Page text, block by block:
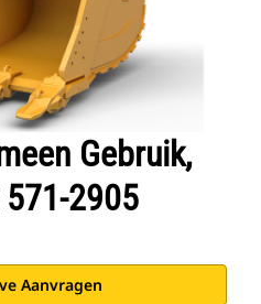
Gebruik,
2905
Aanvragen